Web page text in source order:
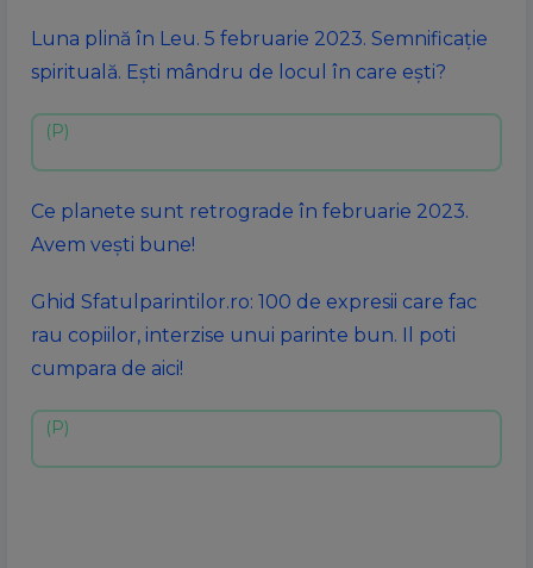
Luna plină în Leu. 5 februarie 2023. Semnificație
spirituală. Ești mândru de locul în care ești?
Ce planete sunt retrograde în februarie 2023.
Avem vești bune!
Ghid Sfatulparintilor.ro: 100 de expresii care fac
rau copiilor, interzise unui parinte bun. Il poti
cumpara de aici!